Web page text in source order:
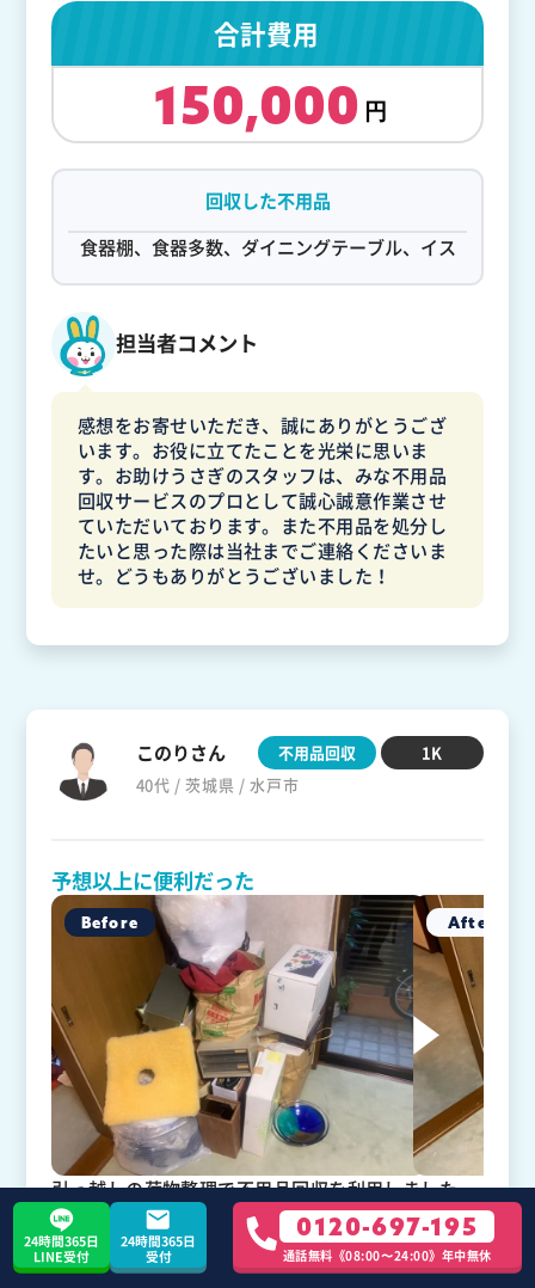
合計費用
150,000
回収した不用品
食器棚、食器多数、ダイニングテーブル、イス
担当者コメント
感想をお寄せいただき、誠にありがとうござ
います。お役に立てたことを光栄に思いま
す。お助けうさぎのスタッフは、みな不用品
回収サービスのプロとして誠心誠意作業させ
ていただいております。また不用品を処分し
たいと思った際は当社までご連絡くださいま
せ。どうもありがとうございました！
このりさん
40代 / 茨城県 / 水戸市
不用品回収 1K
予想以上に便利だった
引っ越しの荷物整理で不用品回収を利用しました
が、予想以上に便利だったと感じました。どうにか
時間を捻出して整理を進めていましたが、処分まで
手が回らず、不用品回収業者を探して口コミが良か
24時間365日
LINE受付
24時間365日
受付
0120-697-195
通話無料《08:00〜24:00》年中無休